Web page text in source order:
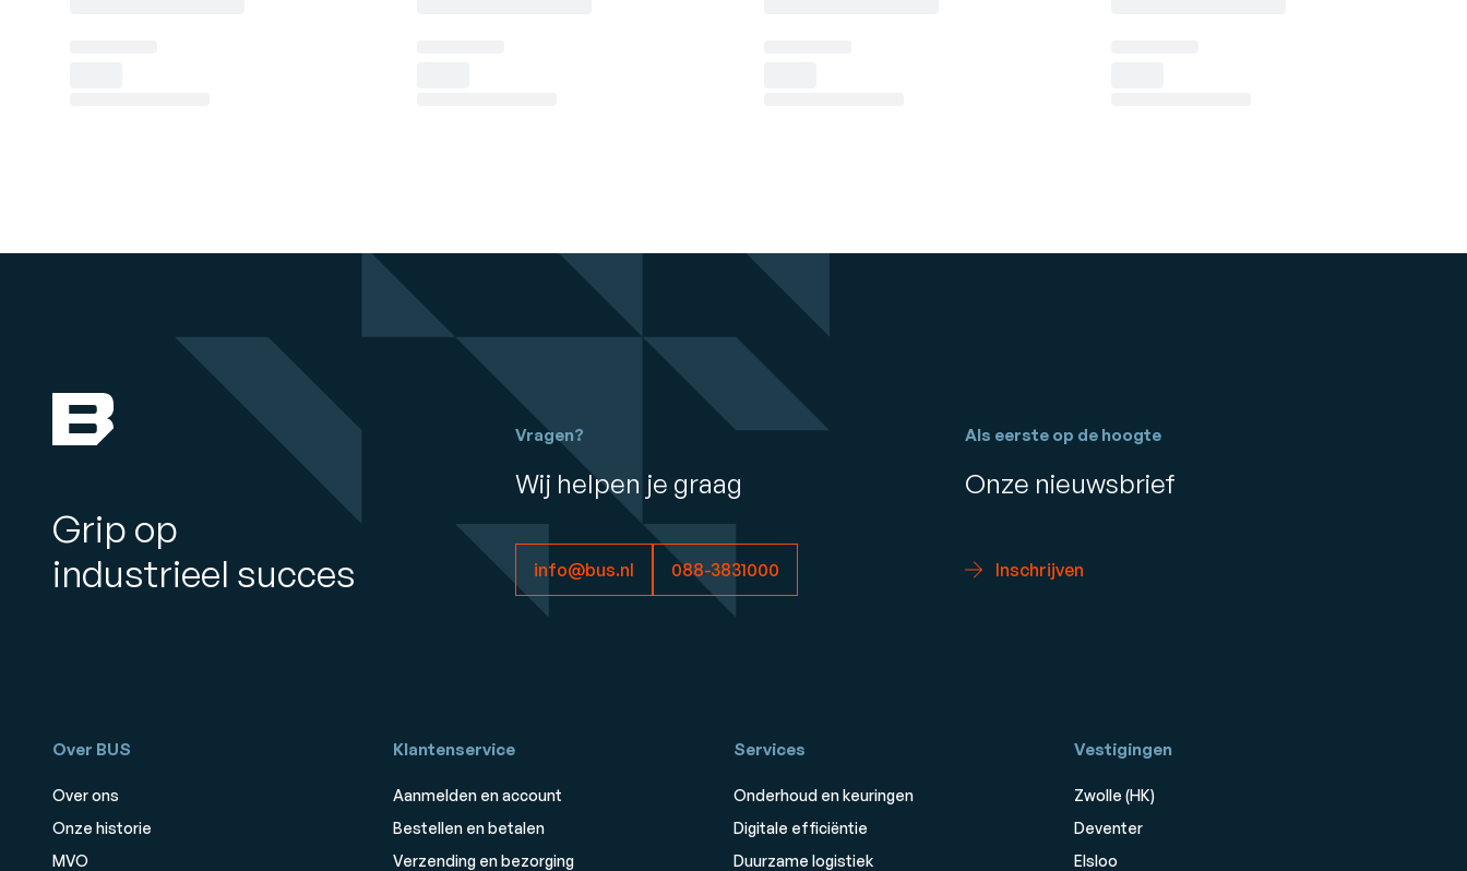
Grip op
industrieel succes
Vragen?
Wij helpen je graag
info@bus.nl 088-3831000
Als eerste op de hoogte
Onze nieuwsbrief
Inschrijven
Over BUS
Over ons
Onze historie
MVO
Klantenservice
Aanmelden en account
Bestellen en betalen
Verzending en bezorging
Services
Onderhoud en keuringen
Digitale efficiëntie
Duurzame logistiek
Vestigingen
Zwolle (HK)
Deventer
Elsloo